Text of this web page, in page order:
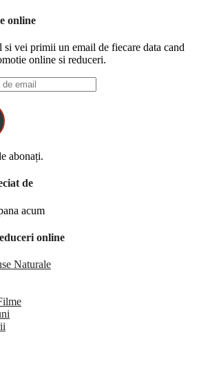
online
si vei primii un email de fiecare data cand
online si reduceri.
abonați.
de
acum
online
Naturale